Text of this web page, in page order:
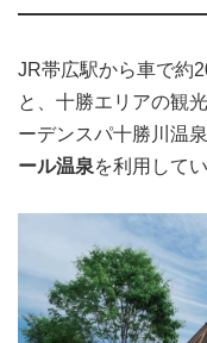
JR帯広駅から車で約
と、十勝エリアの観
ーデンスパ十勝川温
ール温泉を利用してい